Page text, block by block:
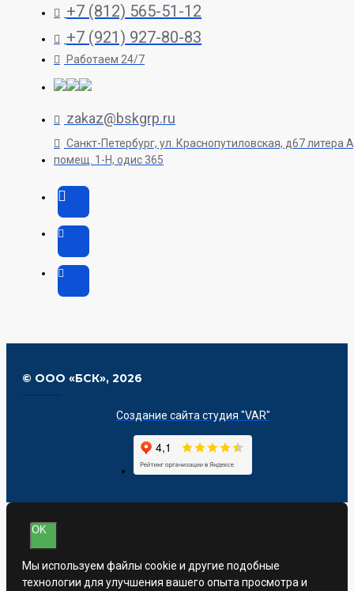
+7 (812) 565-51-12
+7 (921) 927-80-83
Работаем 24/7
zakaz@bskgrp.ru
Санкт-Петербург, ул. Краснопутиловская, д67 литера
помещ. 1-H, одис 365
© ООО «БСК», 2026
Создание сайта студия "VAR"
OK
Мы используем файлы cookie и другие подобные
технологии для улучшения вашего опыта просмотра и